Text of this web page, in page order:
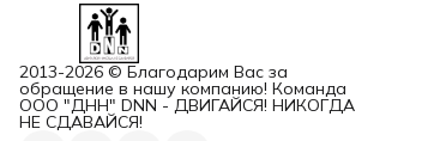
2013-2026 © Благодарим Вас за
обращение в нашу компанию! Команда
ООО "ДНН" DNN - ДВИГАЙСЯ! НИКОГДА
НЕ СДАВАЙСЯ!